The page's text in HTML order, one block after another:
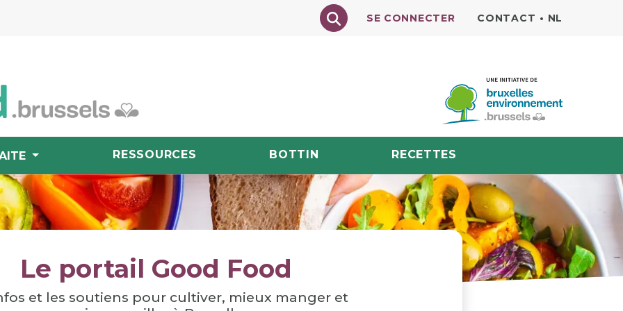
Texte à rechercher
SE CONNECTER CONTACT • NL
RESSOURCES BOTTIN RECETTES
Le portail Good Food
et les soutiens pour cultiver, mieux manger et